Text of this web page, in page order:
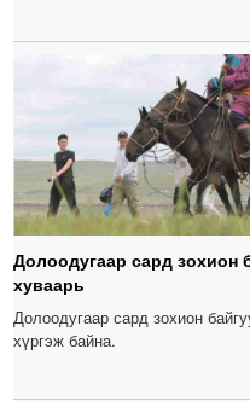
Долоодугаар сард зохион
хуваарь
Долоодугаар сард зохион
хүргэж байна.